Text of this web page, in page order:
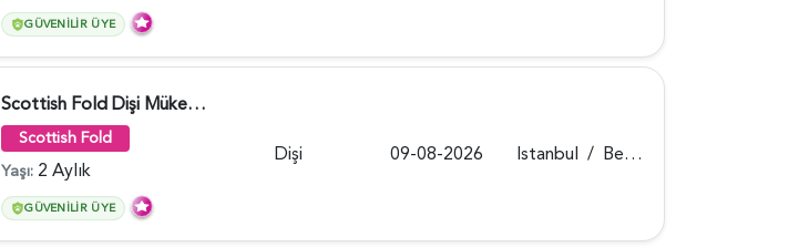
GÜVENILIR ÜYE
Scottish Fold Dişi Mükemmel Yavrumuz - 5909
Scottish Fold
Yaşı: 2 Aylık
GÜVENILIR ÜYE
Dişi 09-08-2026 Istanbul / Beykoz